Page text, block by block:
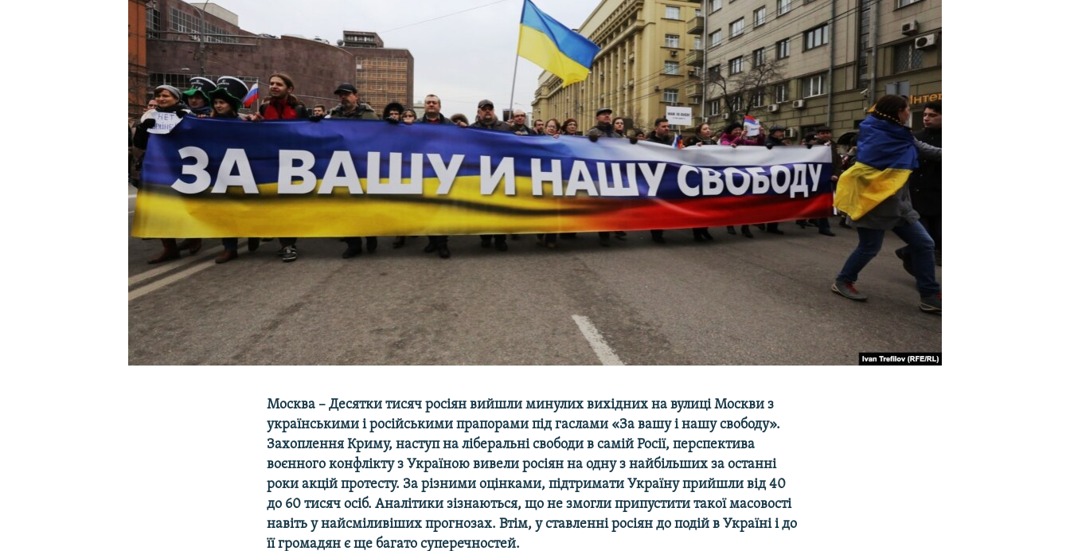
УКРАЇНСЬКА ПРОБЛЕМА КРИМУ
Москва – Десятки тисяч росіян вийшли минулих вихідних на вулиці Москви з
українськими і російськими прапорами під гаслами «За вашу і нашу свободу».
Захоплення Криму, наступ на ліберальні свободи в самій Росії, перспектива
воєнного конфлікту з Україною вивели росіян на одну з найбільших за останні
роки акцій протесту. За різними оцінками, підтримати Україну прийшли від 40
до 60 тисяч осіб. Аналітики зізнаються, що не змогли припустити такої масовості
навіть у найсміливіших прогнозах. Втім, у ставленні росіян до подій в Україні і до
її громадян є ще багато суперечностей.